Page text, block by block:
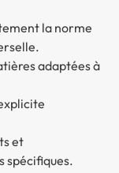
la norme
adaptées à
et
spécifiques.